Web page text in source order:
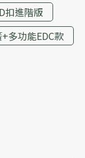
扣進階版
多功能EDC款